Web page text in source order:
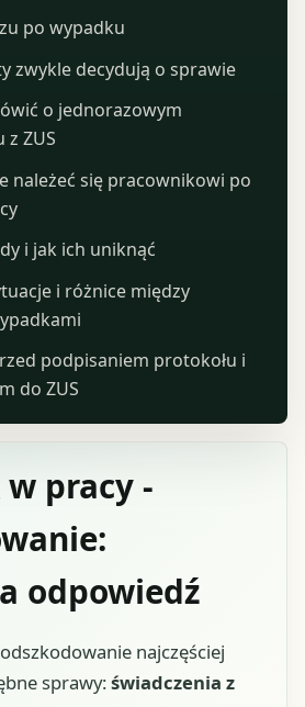
pracy -
odpowiedź
najczęściej
sprawy:świadczenia z
po wypadku
zwykle decydują o sprawie
o jednorazowym
ZUS
należeć się pracownikowi po
i jak ich uniknąć
i różnice między
podpisaniem protokołu i
do ZUS